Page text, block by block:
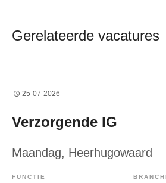
Gerelateerde vacatures
25-07-2026
Verzorgende IG
Maandag, Heerhugowaard
FUNCTIE